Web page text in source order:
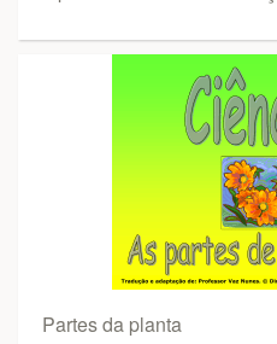
Partes da planta